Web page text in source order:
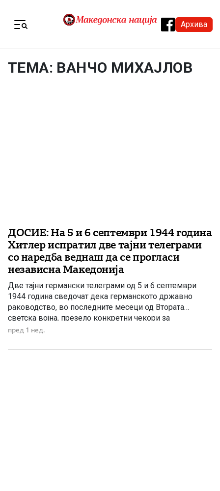
Архива
ТЕМА: ВАНЧО МИХАЈЛОВ
ДОСИЕ: На 5 и 6 септември 1944 година
Хитлер испратил две тајни телеграми
со наредба веднаш да се прогласи
независна Македонија
Две тајни германски телеграми од 5 и 6 септември
1944 година сведочат дека германското државно
раководство, во последните месеци од Втората
светска војна, презело конкретни чекори за
прогласување независна Македонија. Документите
Reichssache“ („Тајна државна работа“) – а во нив се
пред 1 нед.